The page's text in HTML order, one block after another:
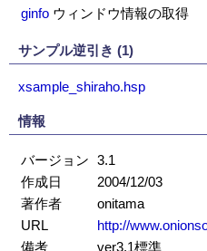
ginfo ウィンドウ情報の取得
サンプル逆引き (1)
xsample_shiraho.hsp
情報
バージョン 3.1
作成日
2004/12/03
著作者
onitama
URL
http://
備考
ver3.1標準